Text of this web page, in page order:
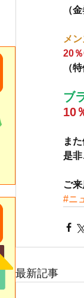
（
メ
20
（
ブ
10
ま
是
ご
#ニ
最新記事